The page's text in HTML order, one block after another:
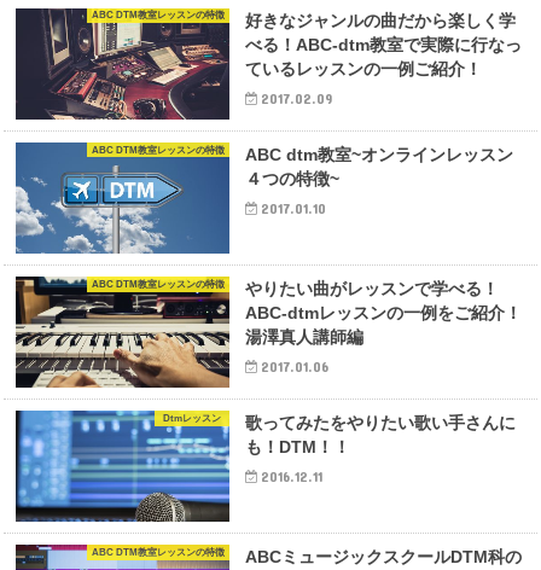
ABC DTM教室レッスンの特徴
好きなジャンルの曲だから楽しく学
べる！ABC-dtm教室で実際に行なっ
ているレッスンの一例ご紹介！
2017.02.09
ABC DTM教室レッスンの特徴
ABC dtm教室~オンラインレッスン
４つの特徴~
2017.01.10
ABC DTM教室レッスンの特徴
やりたい曲がレッスンで学べる！
ABC-dtmレッスンの一例をご紹介！
湯澤真人講師編
2017.01.06
Dtmレッスン
歌ってみたをやりたい歌い手さんに
も！DTM！！
2016.12.11
ABC DTM教室レッスンの特徴
ABCミュージックスクールDTM科の